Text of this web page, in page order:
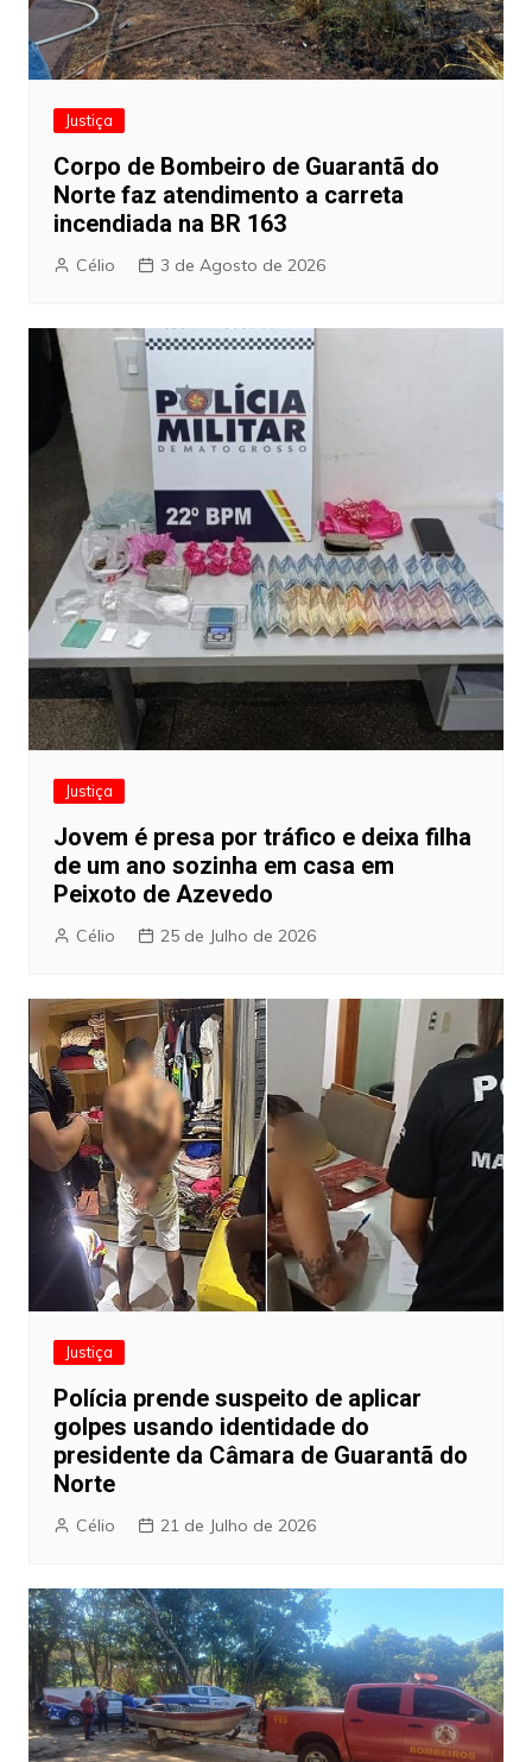
Justiça
Corpo de Bombeiro de Guarantã do
Norte faz atendimento a carreta
incendiada na BR 163
Célio 3 de Agosto de 2026
Justiça
Jovem é presa por tráfico e deixa filha
de um ano sozinha em casa em
Peixoto de Azevedo
Célio 25 de Julho de 2026
Justiça
Polícia prende suspeito de aplicar
golpes usando identidade do
presidente da Câmara de Guarantã do
Norte
Célio 21 de Julho de 2026